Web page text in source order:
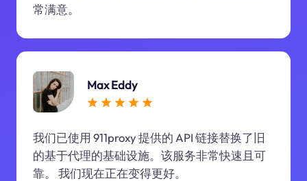
常满意。
Max Eddy
我们已使用 911proxy 提供的 API 链接替换了旧
的基于代理的基础设施。该服务非常快速且可
靠。 我们现在正在变得更好。